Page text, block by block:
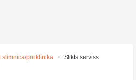
slimnīca/poliklīnika Slikts serviss